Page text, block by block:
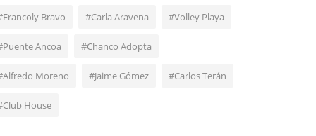
Bravo #Carla Aravena #Volley Playa
Ancoa #Chanco Adopta
Moreno #Jaime Gómez #Carlos Terán
House